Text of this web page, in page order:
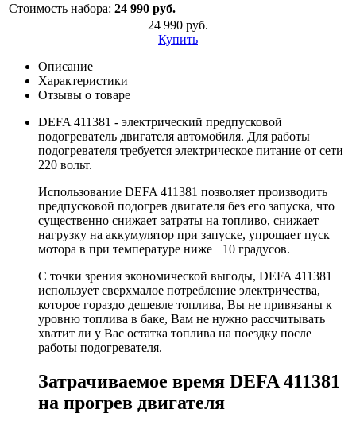
Стоимость набора: 24 990 руб.
24 990 руб.
Купить
Описание
Характеристики
Отзывы о товаре
DEFA 411381 - электрический предпусковой
подогреватель двигателя автомобиля. Для работы
подогревателя требуется электрическое питание от сети
220 вольт.
Использование DEFA 411381 позволяет производить
предпусковой подогрев двигателя без его запуска, что
существенно снижает затраты на топливо, снижает
нагрузку на аккумулятор при запуске, упрощает пуск
мотора в при температуре ниже +10 градусов.
С точки зрения экономической выгоды, DEFA 411381
использует сверхмалое потребление электричества,
которое гораздо дешевле топлива, Вы не привязаны к
уровню топлива в баке, Вам не нужно рассчитывать
хватит ли у Вас остатка топлива на поездку после
работы подогревателя.
Затрачиваемое время DEFA 411381
на прогрев двигателя